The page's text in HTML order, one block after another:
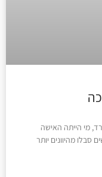
מי הייתה האישה
מהיוונים יותר